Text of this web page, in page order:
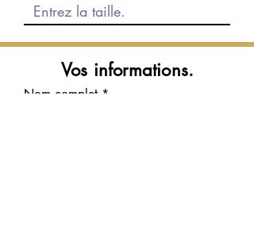
Vos informations.
Nom complet